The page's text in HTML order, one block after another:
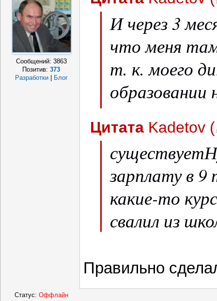
Сообщений: 3863
Позитив:373
Разработки
Блог
И через 3
что меня
т. к. моего
Цитата Kadetov (
зарплату в
какие-то
свалил из
Правильно
Статус: Оффлайн